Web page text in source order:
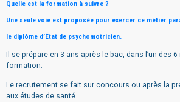
Quelle est la formation à suivre ?
Une seule voie est proposée pour exercer ce métier
le diplôme d’État de psychomotricien.
Il se prépare en 3 ans après le bac, dans l’un des
formation.
Le recrutement se fait sur concours ou après la
aux études de santé.